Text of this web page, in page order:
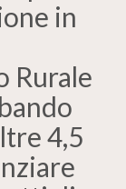
in
Rurale
4,5